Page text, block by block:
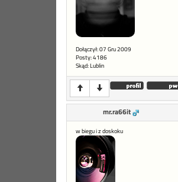
Dołączył: 07 Gru 2009
Posty: 4186
Skąd: Lublin
mr.ra66it
w biegu i z doskoku